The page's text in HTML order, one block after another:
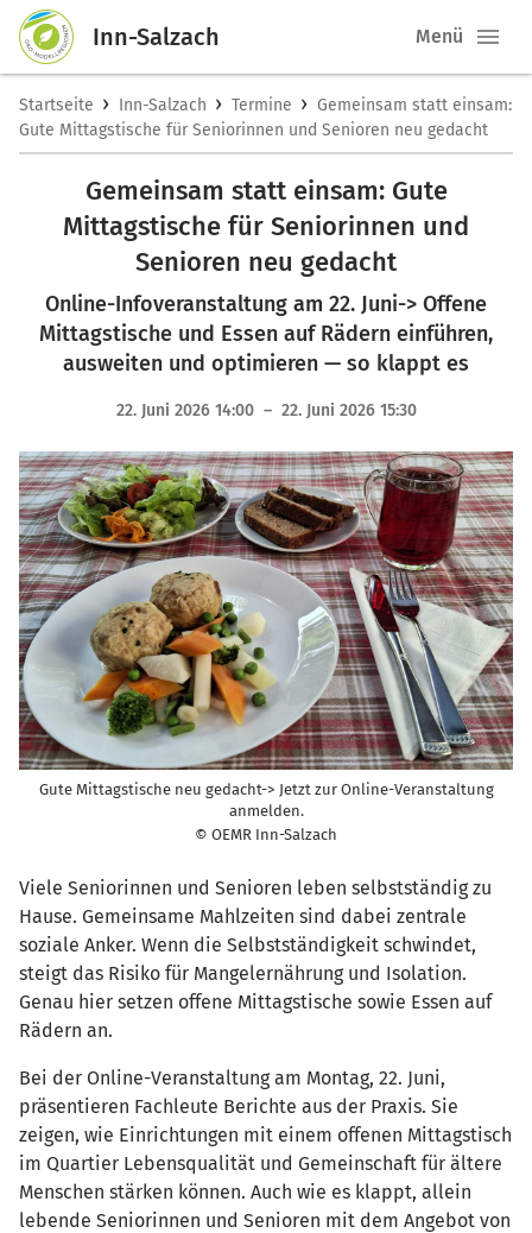
Inn-Salzach Menü
Startseite › Inn-Salzach › Termine › Gemeinsam statt einsam:
Gute Mittagstische für Seniorinnen und Senioren neu gedacht
Gemeinsam statt einsam: Gute
Mittagstische für Seniorinnen und
Senioren neu gedacht
Online-Infoveranstaltung am 22. Juni-> Offene
Mittagstische und Essen auf Rädern einführen,
ausweiten und optimieren — so klappt es
22. Juni 2026 14:00 – 22. Juni 2026 15:30
Gute Mittagstische neu gedacht-> Jetzt zur Online-Veranstaltung
anmelden.
© OEMR Inn-Salzach
Viele Seniorinnen und Senioren leben selbstständig zu
Hause. Gemeinsame Mahlzeiten sind dabei zentrale
soziale Anker. Wenn die Selbstständigkeit schwindet,
steigt das Risiko für Mangelernährung und Isolation.
Genau hier setzen offene Mittagstische sowie Essen auf
Rädern an.
Bei der Online-Veranstaltung am Montag, 22. Juni,
präsentieren Fachleute Berichte aus der Praxis. Sie
zeigen, wie Einrichtungen mit einem offenen Mittagstisch
im Quartier Lebensqualität und Gemeinschaft für ältere
Menschen stärken können. Auch wie es klappt, allein
lebende Seniorinnen und Senioren mit dem Angebot von